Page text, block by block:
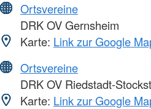
Ortsvereine
DRK OV Gernsheim
Karte: Link zur Google
Ortsvereine
DRK OV Riedstadt-
Karte: Link zur Google